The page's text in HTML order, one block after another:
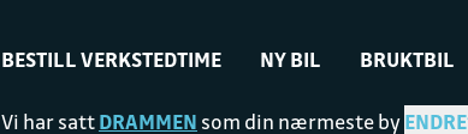
BESTILL VERKSTEDTIME NY BIL BRUKTBIL
Vi har sattDRAMMEN som din nærmeste byENDRE